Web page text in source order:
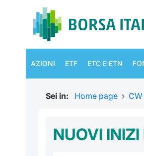
AZIONI ETF ETC E ETN
Sei in: Home page ›
NUOVI